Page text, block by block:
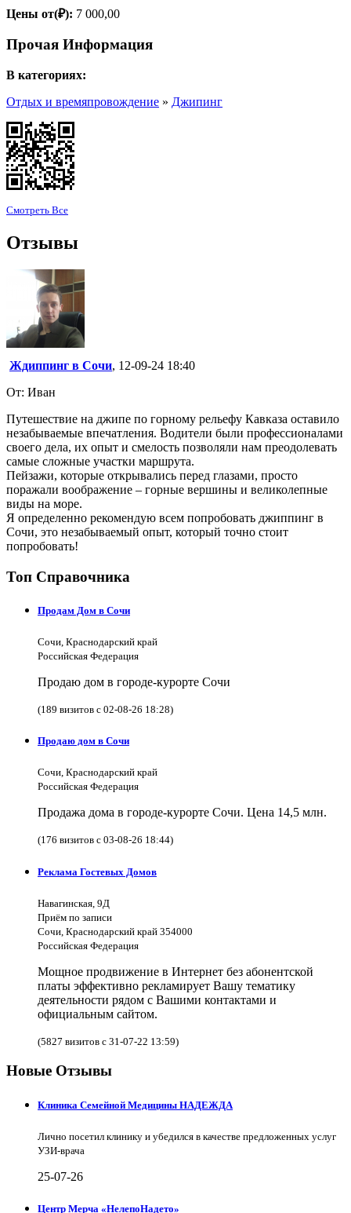
Цены от(₽): 7 000,00
Прочая Информация
В категориях:
Отдых и времяпровождение » Джипинг
Смотреть Все
Отзывы
Ждиппинг в Сочи, 12-09-24 18:40
От: Иван
Путешествие на джипе по горному рельефу Кавказа оставило
незабываемые впечатления. Водители были профессионалами
своего дела, их опыт и смелость позволяли нам преодолевать
самые сложные участки маршрута.
Пейзажи, которые открывались перед глазами, просто
поражали воображение – горные вершины и великолепные
виды на море.
Я определенно рекомендую всем попробовать джиппинг в
Сочи, это незабываемый опыт, который точно стоит
попробовать!
Топ Справочника
Продам Дом в Сочи
Сочи, Краснодарский край
Российская Федерация
Продаю дом в городе-курорте Сочи
(189 визитов с 02-08-26 18:28)
Продаю дом в Сочи
Сочи, Краснодарский край
Российская Федерация
Продажа дома в городе-курорте Сочи. Цена 14,5 млн.
(176 визитов с 03-08-26 18:44)
Реклама Гостевых Домов
Навагинская, 9Д
Приём по записи
Сочи, Краснодарский край 354000
Российская Федерация
Мощное продвижение в Интернет без абонентской
платы эффективно рекламирует Вашу тематику
деятельности рядом с Вашими контактами и
официальным сайтом.
(5827 визитов с 31-07-22 13:59)
Новые Отзывы
Клиника Семейной Медицины НАДЕЖДА
Лично посетил клинику и убедился в качестве предложенных услуг
УЗИ-врача
25-07-26
Центр Мерча «НелепоНадето»